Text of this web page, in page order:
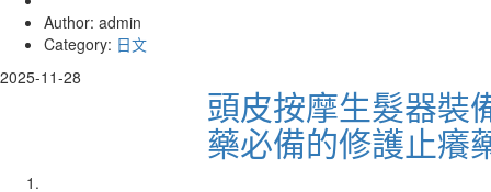
Author: admin
Category: 日文
2025-11-28
頭皮按摩生髮器裝
藥必備的修護止癢